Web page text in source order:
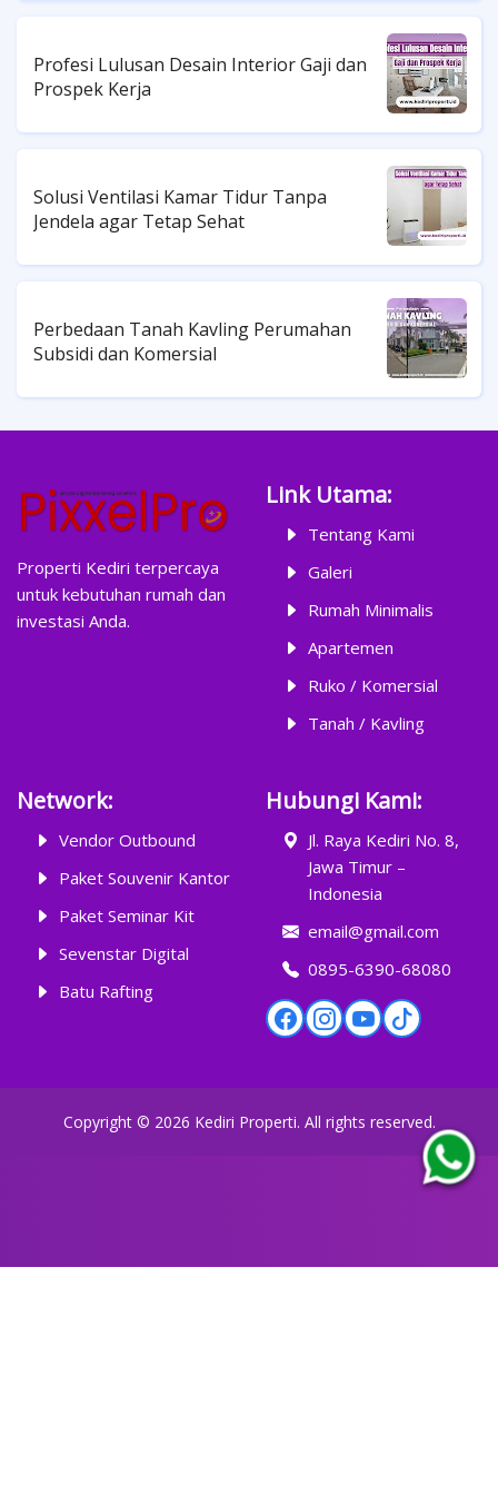
Profesi Lulusan Desain Interior Gaji dan
Prospek Kerja
Solusi Ventilasi Kamar Tidur Tanpa
Jendela agar Tetap Sehat
Perbedaan Tanah Kavling Perumahan
Subsidi dan Komersial
Properti Kediri terpercaya
untuk kebutuhan rumah dan
investasi Anda.
Link Utama:
Tentang Kami
Galeri
Rumah Minimalis
Apartemen
Ruko / Komersial
Tanah / Kavling
Network:
Vendor Outbound
Paket Souvenir Kantor
Paket Seminar Kit
Sevenstar Digital
Batu Rafting
Hubungi Kami:
Jl. Raya Kediri No. 8,
Jawa Timur –
Indonesia
email@gmail.com
0895-6390-68080
Copyright © 2026 Kediri Properti. All rights reserved.